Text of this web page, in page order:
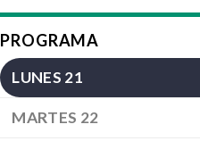
PROGRAMA
LUNES 21
MARTES 22